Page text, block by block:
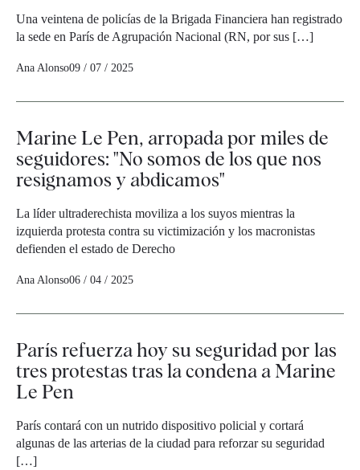
Una veintena de policías de la Brigada Financiera han registrado
la sede en París de Agrupación Nacional (RN, por sus […]
Ana Alonso09 / 07 / 2025
Marine Le Pen, arropada por miles de
seguidores: "No somos de los que nos
resignamos y abdicamos"
La líder ultraderechista moviliza a los suyos mientras la
izquierda protesta contra su victimización y los macronistas
defienden el estado de Derecho
Ana Alonso06 / 04 / 2025
París refuerza hoy su seguridad por las
tres protestas tras la condena a Marine
Le Pen
París contará con un nutrido dispositivo policial y cortará
algunas de las arterias de la ciudad para reforzar su seguridad
[…]